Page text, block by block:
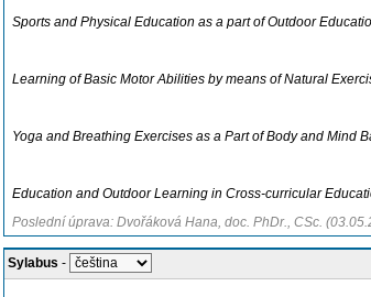
Sports and Physical Education as a part of Outdoor
Learning of Basic Motor Abilities by means of Natural
Yoga and Breathing Exercises as a Part of Body and Mind
Education and Outdoor Learning in Cross-curricular
Poslední úprava: Dvořáková Hana, doc. PhDr., CSc.
Sylabus -